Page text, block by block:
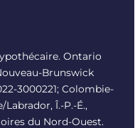
Ontario
Brunswick
3000221; Colombie-
Î.-P.-É.,
du Nord-Ouest.